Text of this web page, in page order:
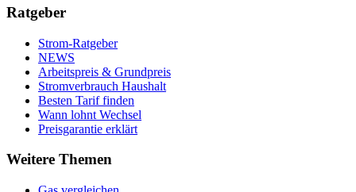
Ratgeber
Strom-Ratgeber
NEWS
Arbeitspreis & Grundpreis
Stromverbrauch Haushalt
Besten Tarif finden
Wann lohnt Wechsel
Preisgarantie erklärt
Weitere Themen